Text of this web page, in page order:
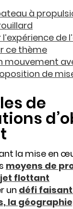
à
de
ce thème
mouvement
de
de
la mise en
moyens de
flottant
un défi
la